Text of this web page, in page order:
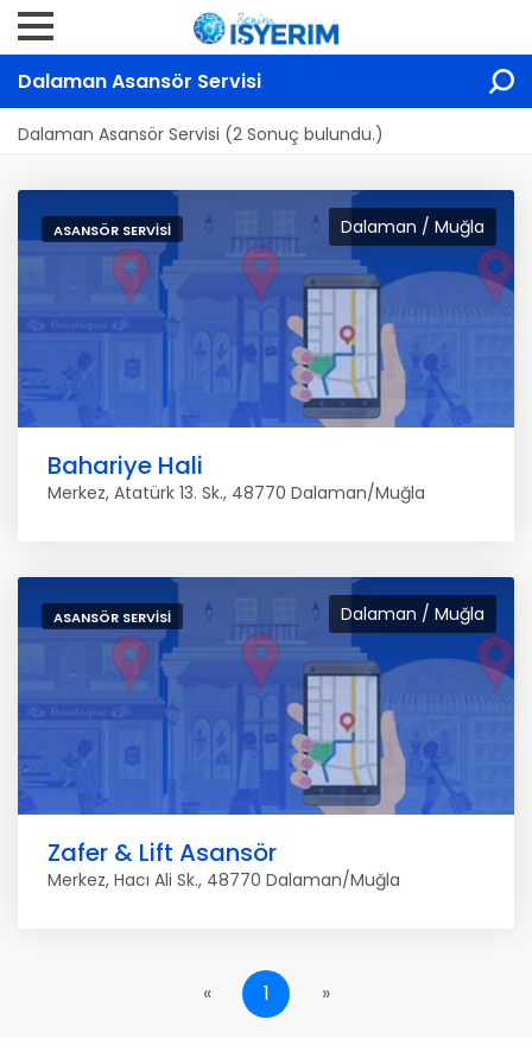
Dalaman Asansör Servisi
Dalaman Asansör Servisi (2 Sonuç bulundu.)
Dalaman / Muğla
ASANSÖR SERVISI
Bahariye Hali
Merkez, Atatürk 13. Sk., 48770 Dalaman/Muğla
Dalaman / Muğla
ASANSÖR SERVISI
Zafer & Lift Asansör
Merkez, Hacı Ali Sk., 48770 Dalaman/Muğla
« 1 »